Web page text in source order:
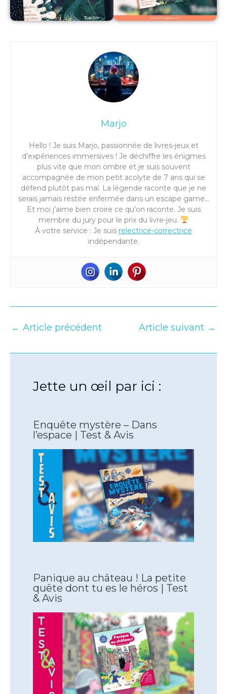
Marjo
Hello ! Je suis Marjo, passionnée de livres-jeux et
d’expériences immersives ! Je déchiffre les énigmes
plus vite que mon ombre et je suis souvent
accompagnée de mon petit acolyte de 7 ans qui se
défend plutôt pas mal. La légende raconte que je ne
serais jamais restée enfermée dans un escape game…
Et moi j’aime bien croire ce qu’on raconte. Je suis
membre du jury pour le prix du livre-jeu.
À votre service : Je suis relectrice-correctrice
indépendante.
← Article précédent Article suivant →
Jette un œil par ici :
Enquête mystère – Dans
l’espace | Test & Avis
Panique au château ! La petite
quête dont tu es le héros | Test
& Avis